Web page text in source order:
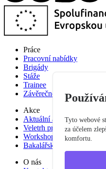
Práce
Pracovní nabídky
Brigády
Stáže
Trainee
Závěrečné práce
Akce
Aktuální akce
Veletrh pracovních
Workshop studium pro
Bakalářská praxe
O nás
Tyto webové
za účelem
komfortu.